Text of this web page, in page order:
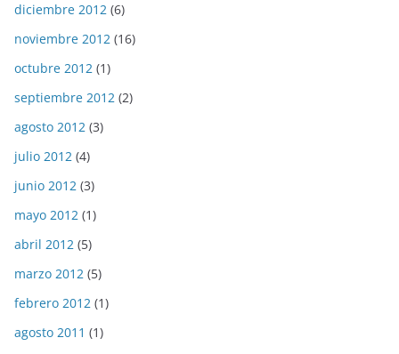
diciembre 2012 (6)
noviembre 2012 (16)
octubre 2012 (1)
septiembre 2012 (2)
agosto 2012 (3)
julio 2012 (4)
junio 2012 (3)
mayo 2012 (1)
abril 2012 (5)
marzo 2012 (5)
febrero 2012 (1)
agosto 2011 (1)